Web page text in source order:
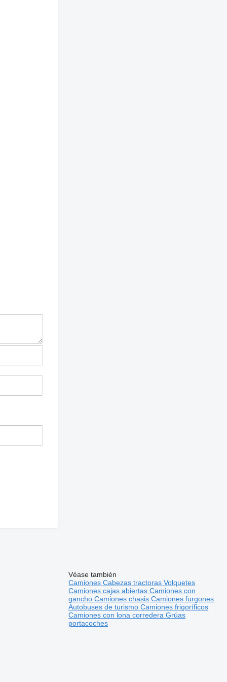
Véase también
CamionesCabezas tractorasVolquetes
Camiones cajas abiertasCamiones con
ganchoCamiones chasisCamiones furgones
Autobuses de turismoCamiones frigoríficos
Camiones con lona correderaGrúas
portacoches